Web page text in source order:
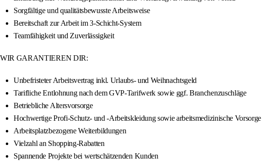
Sorgfältige und qualitätsbewusste Arbeitsweise
Bereitschaft zur Arbeit im 3-Schicht-System
Teamfähigkeit und Zuverlässigkeit
WIR GARANTIEREN DIR:
Unbefristeter Arbeitsvertrag inkl. Urlaubs- und Weihnachtsgeld
Tarifliche Entlohnung nach dem GVP-Tarifwerk sowie ggf. Branchenzuschläge
Betriebliche Altersvorsorge
Hochwertige Profi-Schutz- und -Arbeitskleidung sowie arbeitsmedizinische Vorsorge
Arbeitsplatzbezogene Weiterbildungen
Vielzahl an Shopping-Rabatten
Spannende Projekte bei wertschätzenden Kunden